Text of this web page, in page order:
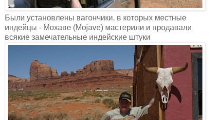
Были установлены вагончики, в которых местные
индейцы - Мохаве (Mojave) мастерили и продавали
всякие замечательные индейские штуки